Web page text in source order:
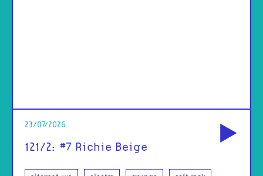
23/07/2026
121/2: #7 Richie Beige